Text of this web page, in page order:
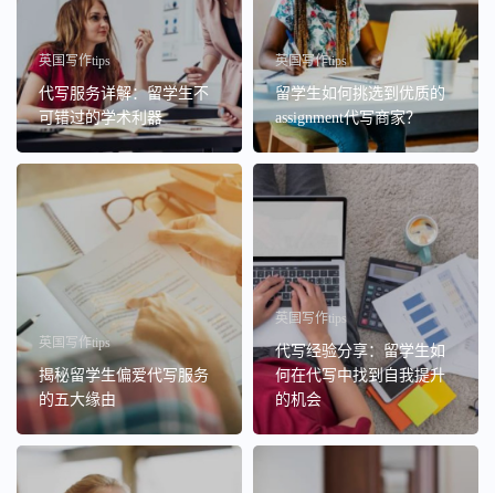
英国写作tips
代写服务详解：留学生不
可错过的学术利器
英国写作tips
留学生如何挑选到优质的
assignment代写商家？
英国写作tips
揭秘留学生偏爱代写服务
的五大缘由
英国写作tips
代写经验分享：留学生如
何在代写中找到自我提升
的机会